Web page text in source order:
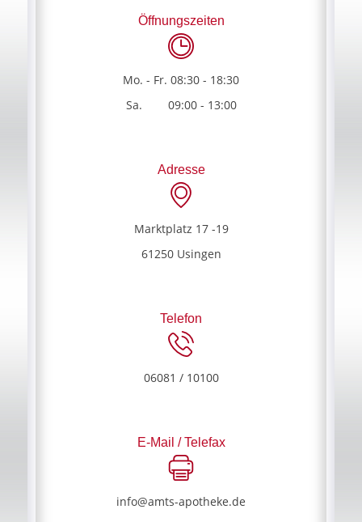
Öffnungszeiten
Mo. - Fr. 08:30 - 18:30
Sa. 09:00 - 13:00
Adresse
Marktplatz 17 -19
61250 Usingen
Telefon
06081 / 10100
E-Mail / Telefax
info@amts-apotheke.de